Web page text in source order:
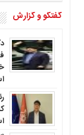
گفتگو و گزارش